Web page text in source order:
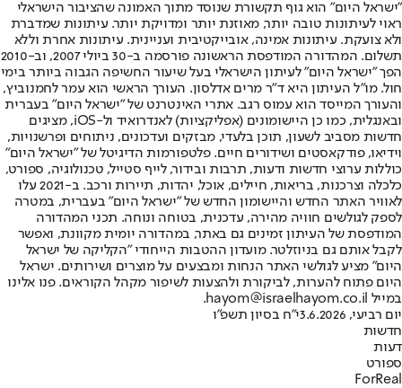
"ישראל היום" הוא גוף תקשורת שנוסד מתוך האמונה שהציבור הישראלי
ראוי לעיתונות טובה יותר, מאוזנת יותר ומדויקת יותר. עיתונות שמדברת
ולא צועקת. עיתונות אמינה, אובייקטיבית ועניינית. עיתונות אחרת וללא
תשלום. המהדורה המודפסת הראשונה פורסמה ב-30 ביולי 2007, וב-2010
הפך "ישראל היום" לעיתון הישראלי בעל שיעור החשיפה הגבוה ביותר בימי
חול. מו"ל העיתון היא ד"ר מרים אדלסון. העורך הראשי הוא עמר לחמנוביץ,
והעורך המייסד הוא עמוס רגב. אתרי האינטרנט של "ישראל היום" בעברית
ובאנגלית, כמו כן היישומונים (אפליקציות) לאנדרואיד ול-iOS, מציגים
חדשות מסביב לשעון, תוכן בלעדי, מבזקים ועדכונים, ניתוחים ופרשנויות,
וידיאו, פודקאסטים ושידורים חיים. פלטפורמות הדיגיטל של "ישראל היום"
כוללות ערוצי חדשות ודעות, תרבות ובידור, לייף סטייל, טכנולוגיה, ספורט,
כלכלה וצרכנות, בריאות, חיילים, אוכל, יהדות, תיירות ורכב. ב-2021 עלו
לאוויר האתר החדש והיישומון החדש של "ישראל היום" בעברית, במטרה
לספק לגולשים חוויה מהירה, עדכנית, בטוחה ונוחה. תכני המהדורה
המודפסת של העיתון זמינים גם באתר, במהדורה יומית מקוונת, ואפשר
לקבל אותם גם בניוזלטר. מועדון ההטבות הייחודי "הקליקה של ישראל
היום" מציע לגולשי האתר הנחות ומבצעים על מוצרים ושירותים. ישראל
היום פתוח להערות, לביקורת ולהצעות לשיפור מקהל הקוראים. פנו אלינו
במייל hayom@israelhayom.co.il.
יום רביעי, 3.6.2026
י"ח בסיון תשפ"ו
חדשות
דעות
ספורט
ForReal